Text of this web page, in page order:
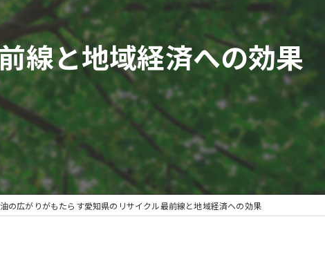
回収
買取
大阪
線と地域経済への効果
の広がりがもたらす愛知県のリサイクル最前線と地域経済への効果